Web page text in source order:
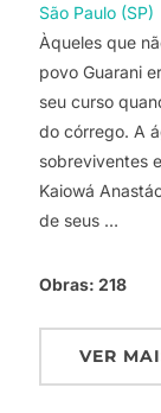
São Paulo (SP)
Àqueles que
povo Guarani
seu curso
do córrego. A
sobreviventes
Kaiowá
de seus …
Obras: 218
VER